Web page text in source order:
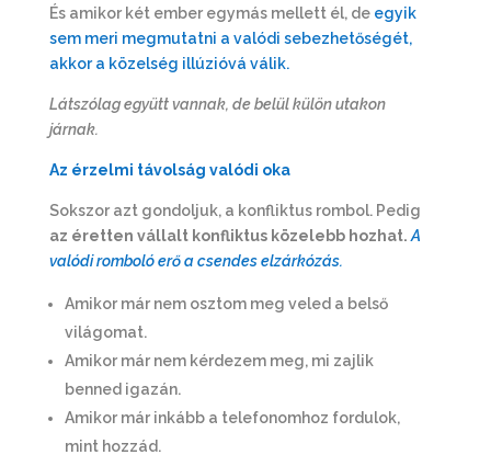
És amikor két ember egymás mellett él, de egyik
sem meri megmutatni a valódi sebezhetőségét,
akkor a közelség illúzióvá válik.
Látszólag együtt vannak, de belül külön utakon
járnak.
Az érzelmi távolság valódi oka
Sokszor azt gondoljuk, a konfliktus rombol. Pedig
az éretten vállalt konfliktus közelebb hozhat. A
valódi romboló erő a csendes elzárkózás.
Amikor már nem osztom meg veled a belső
világomat.
Amikor már nem kérdezem meg, mi zajlik
benned igazán.
Amikor már inkább a telefonomhoz fordulok,
mint hozzád.